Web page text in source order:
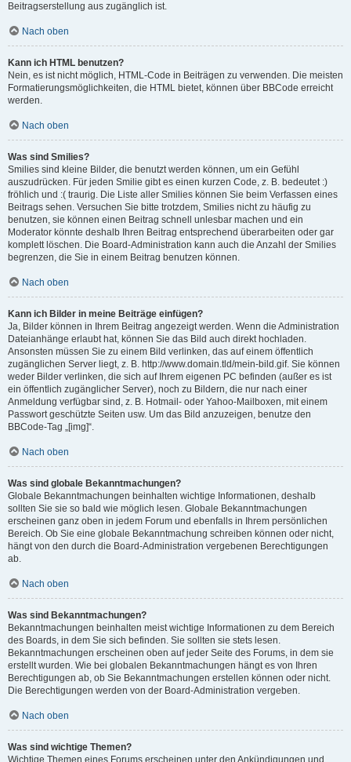
Beitragserstellung aus zugänglich ist.
Nach oben
Kann ich HTML benutzen?
Nein, es ist nicht möglich, HTML-Code in Beiträgen zu verwenden. Die meisten
Formatierungsmöglichkeiten, die HTML bietet, können über BBCode erreicht
werden.
Nach oben
Was sind Smilies?
Smilies sind kleine Bilder, die benutzt werden können, um ein Gefühl
auszudrücken. Für jeden Smilie gibt es einen kurzen Code, z. B. bedeutet :)
fröhlich und :( traurig. Die Liste aller Smilies können Sie beim Verfassen eines
Beitrags sehen. Versuchen Sie bitte trotzdem, Smilies nicht zu häufig zu
benutzen, sie können einen Beitrag schnell unlesbar machen und ein
Moderator könnte deshalb Ihren Beitrag entsprechend überarbeiten oder gar
komplett löschen. Die Board-Administration kann auch die Anzahl der Smilies
begrenzen, die Sie in einem Beitrag benutzen können.
Nach oben
Kann ich Bilder in meine Beiträge einfügen?
Ja, Bilder können in Ihrem Beitrag angezeigt werden. Wenn die Administration
Dateianhänge erlaubt hat, können Sie das Bild auch direkt hochladen.
Ansonsten müssen Sie zu einem Bild verlinken, das auf einem öffentlich
zugänglichen Server liegt, z. B. http://www.domain.tld/mein-bild.gif. Sie können
weder Bilder verlinken, die sich auf Ihrem eigenen PC befinden (außer es ist
ein öffentlich zugänglicher Server), noch zu Bildern, die nur nach einer
Anmeldung verfügbar sind, z. B. Hotmail- oder Yahoo-Mailboxen, mit einem
Passwort geschützte Seiten usw. Um das Bild anzuzeigen, benutze den
BBCode-Tag „[img]“.
Nach oben
Was sind globale Bekanntmachungen?
Globale Bekanntmachungen beinhalten wichtige Informationen, deshalb
sollten Sie sie so bald wie möglich lesen. Globale Bekanntmachungen
erscheinen ganz oben in jedem Forum und ebenfalls in Ihrem persönlichen
Bereich. Ob Sie eine globale Bekanntmachung schreiben können oder nicht,
hängt von den durch die Board-Administration vergebenen Berechtigungen
ab.
Nach oben
Was sind Bekanntmachungen?
Bekanntmachungen beinhalten meist wichtige Informationen zu dem Bereich
des Boards, in dem Sie sich befinden. Sie sollten sie stets lesen.
Bekanntmachungen erscheinen oben auf jeder Seite des Forums, in dem sie
erstellt wurden. Wie bei globalen Bekanntmachungen hängt es von Ihren
Berechtigungen ab, ob Sie Bekanntmachungen erstellen können oder nicht.
Die Berechtigungen werden von der Board-Administration vergeben.
Nach oben
Was sind wichtige Themen?
Wichtige Themen eines Forums erscheinen unter den Ankündigungen und